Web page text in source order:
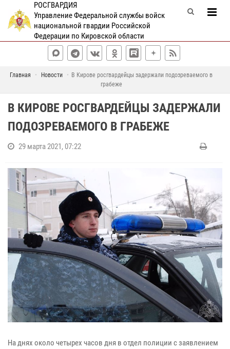
РОСГВАРДИЯ
Управление Федеральной службы войск
национальной гвардии Российской
Федерации по Кировской области
Главная Новости
В Кирове росгвардейцы задержали подозреваемого в
грабеже
В КИРОВЕ РОСГВАРДЕЙЦЫ ЗАДЕРЖАЛИ
ПОДОЗРЕВАЕМОГО В ГРАБЕЖЕ
29 марта 2021, 07:22
На днях около четырех часов дня в отдел полиции с заявлением